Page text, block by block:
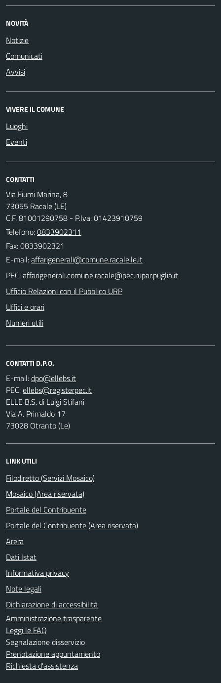
NOVITÀ
Notizie
Comunicati
Avvisi
VIVERE IL COMUNE
Luoghi
Eventi
CONTATTI
Via Fiumi Marina, 8
73055 Racale (LE)
C.F. 81001290758 - P.Iva: 01423910759
Telefono:0833902311
Fax: 0833902321
E-mail:
PEC:
Ufficio Relazioni con il Pubblico URP
Uffici e orari
Numeri utili
CONTATTI D.P.O.
E-mail:
PEC:
ELLE B.S. di Luigi Stifani
Via A. Primaldo 17
73028 Otranto (Le)
LINK UTILI
Filodiretto (Servizi Mosaico)
Mosaico (Area riservata)
Portale del Contribuente
Portale del Contribuente (Area riservata)
Arera
Dati Istat
Informativa privacy
Note legali
Dichiarazione di accessibilità
Amministrazione trasparente
Leggi le FAQ
Segnalazione disservizio
Prenotazione appuntamento
Richiesta d'assistenza